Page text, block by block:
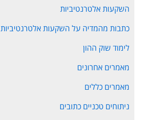
השקעות אלטרנטיביות
כתבות מהמדיה על השקעות אלטרנטיביות
לימוד שוק ההון
מאמרים אחרונים
מאמרים כללים
ניתוחים טכניים כתובים